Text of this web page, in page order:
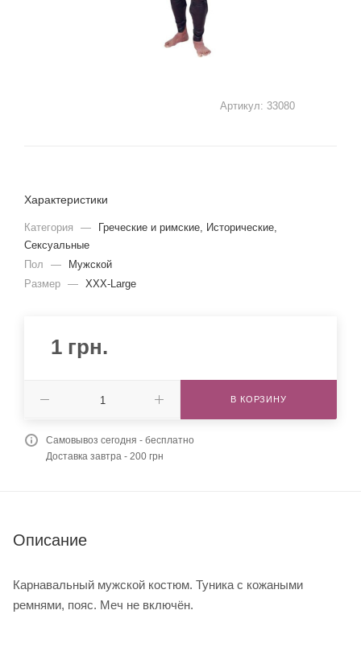
Артикул: 33080
Характеристики
Категория —
Греческие и римские, Исторические,
Сексуальные
Пол
—
Мужской
Размер — XXX-Large
1 грн.
В КОРЗИНУ
Самовывоз сегодня - бесплатно
Доставка завтра - 200 грн
Описание
Карнавальный мужской костюм. Туника с кожаными
ремнями, пояс. Меч не включён.